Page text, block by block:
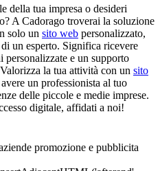
della tua impresa o desideri
A Cadorago troverai la soluzione
solo un sito web personalizzato,
un esperto. Significa ricevere
personalizzate e un supporto
la tua attività con un sito
un professionista al tuo
delle piccole e medie imprese.
digitale, affidati a noi!